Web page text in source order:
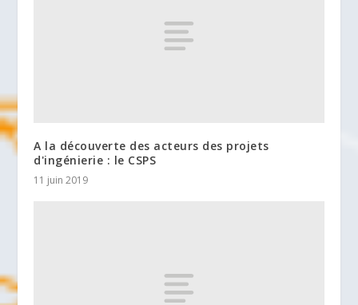
A la découverte des acteurs des projets
d'ingénierie : le CSPS
11 juin 2019